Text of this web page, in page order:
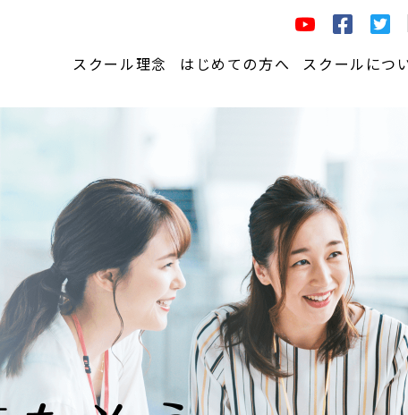
スクール理念 はじめての方へ
お申込みから受講までの流れ
スクールにつ
共創コーチ
講師紹介
ラーニング
スクール概要
受講生インタ
ャレンジコース
グループコーチングコース
共創コーチング®研修 習得コース
共創コーチングライブ
メンターコーチングトレーニング プ
ログラム
受講に関するルール